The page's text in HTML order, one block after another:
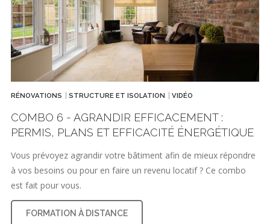
RÉNOVATIONS STRUCTURE ET ISOLATION VIDÉO
COMBO 6 - AGRANDIR EFFICACEMENT :
PERMIS, PLANS ET EFFICACITÉ ÉNERGÉTIQUE
Vous prévoyez agrandir votre bâtiment afin de mieux répondre
à vos besoins ou pour en faire un revenu locatif ? Ce combo
est fait pour vous.
FORMATION À DISTANCE